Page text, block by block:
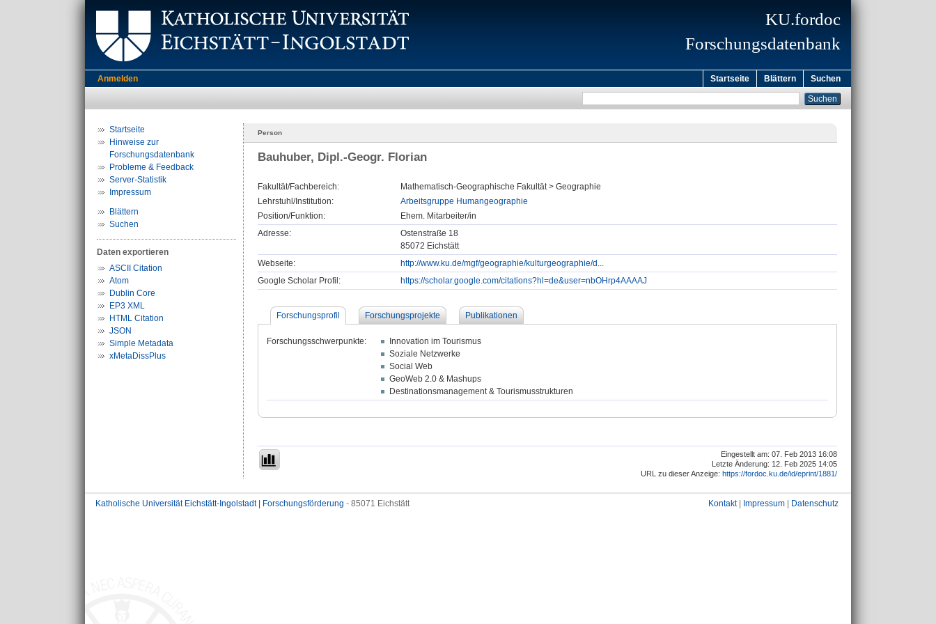
KU.fordoc
Forschungsdatenbank
Anmelden Startseite Blättern Suchen
Startseite
Hinweise zur
Forschungsdatenbank
Probleme & Feedback
Server-Statistik
Impressum
Blättern
Suchen
Daten exportieren
ASCII Citation
Atom
Dublin Core
EP3 XML
HTML Citation
JSON
Simple Metadata
xMetaDissPlus
Person
Bauhuber, Dipl.-Geogr. Florian
Fakultät/Fachbereich:
Mathematisch-Geographische Fakultät > Geographie
Lehrstuhl/Institution:
Arbeitsgruppe Humangeographie
Position/Funktion:
Ehem. Mitarbeiter/in
Adresse:
Ostenstraße 18
85072 Eichstätt
Webseite:
http://www.ku.de/mgf/geographie/kulturgeographie/d...
Google Scholar Profil:
https://scholar.google.com/citations?hl=de&user=nbOHrp4AAAAJ
Forschungsprofil Forschungsprojekte Publikationen
Forschungsschwerpunkte:
Innovation im Tourismus
Soziale Netzwerke
Social Web
GeoWeb 2.0 & Mashups
Destinationsmanagement & Tourismusstrukturen
Eingestellt am: 07. Feb 2013 16:08
Letzte Änderung: 12. Feb 2025 14:05
URL zu dieser Anzeige: https://fordoc.ku.de/id/eprint/1881/
Katholische Universität Eichstätt-Ingolstadt | Forschungsförderung - 85071 Eichstätt Kontakt| Impressum Datenschutz